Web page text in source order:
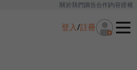
關於我們廣告合作內容授權
登入/註冊